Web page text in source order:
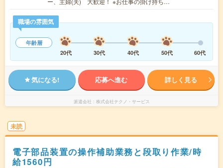
職場の雰囲気
年齢層
20代
30代 40代 50代 60代
気になる! 応募へ進む 詳しく見る
派遣会社 株式会社テクノ・サービス
未読
電子部品装置の操作補助業務と段取り作業/時
給1560円